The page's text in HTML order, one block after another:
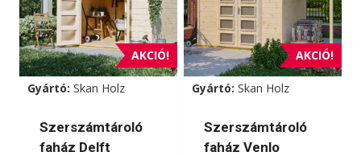
van.
A
változatok
a
termékoldalon
választhatók
ki
AKCIÓ!
Gyártó: Skan Holz
Szerszámtároló
faház Delft
AKCIÓ!
Gyártó: Skan Holz
Szerszámtároló
faház Venlo